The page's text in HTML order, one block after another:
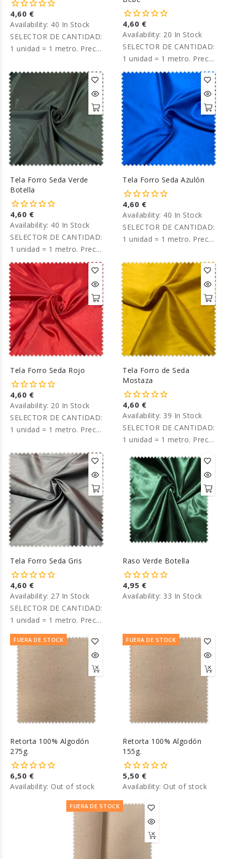
4,60 €
Availability: 40 In Stock
SELECTOR DE CANTIDAD:
1 unidad = 1 metro. Precio
4,60 €
Availability: 20 In Stock
SELECTOR DE CANTIDAD:
1 unidad = 1 metro. Precio
por metro.
Tela Forro Seda Verde
Botella
4,60 €
Availability: 40 In Stock
SELECTOR DE CANTIDAD:
1 unidad = 1 metro. Precio
por metro.
Tela Forro Seda Azulón
4,60 €
Availability: 40 In Stock
SELECTOR DE CANTIDAD:
1 unidad = 1 metro. Precio
Tela Forro Seda Rojo
4,60 €
Availability: 20 In Stock
SELECTOR DE CANTIDAD:
1 unidad = 1 metro. Precio
Tela Forro de Seda
Mostaza
4,60 €
Availability: 39 In Stock
SELECTOR DE CANTIDAD:
1 unidad = 1 metro. Precio
Tela Forro Seda Gris
4,60 €
Availability: 27 In Stock
SELECTOR DE CANTIDAD:
1 unidad = 1 metro. Precio
por metro.
Raso Verde Botella
4,95 €
Availability: 33 In Stock
FUERA DE STOCK
Retorta 100% Algodón
275g.
6,50 €
Availability: Out of stock
FUERA DE STOCK
Retorta 100% Algodón
155g.
5,50 €
Availability: Out of stock
FUERA DE STOCK